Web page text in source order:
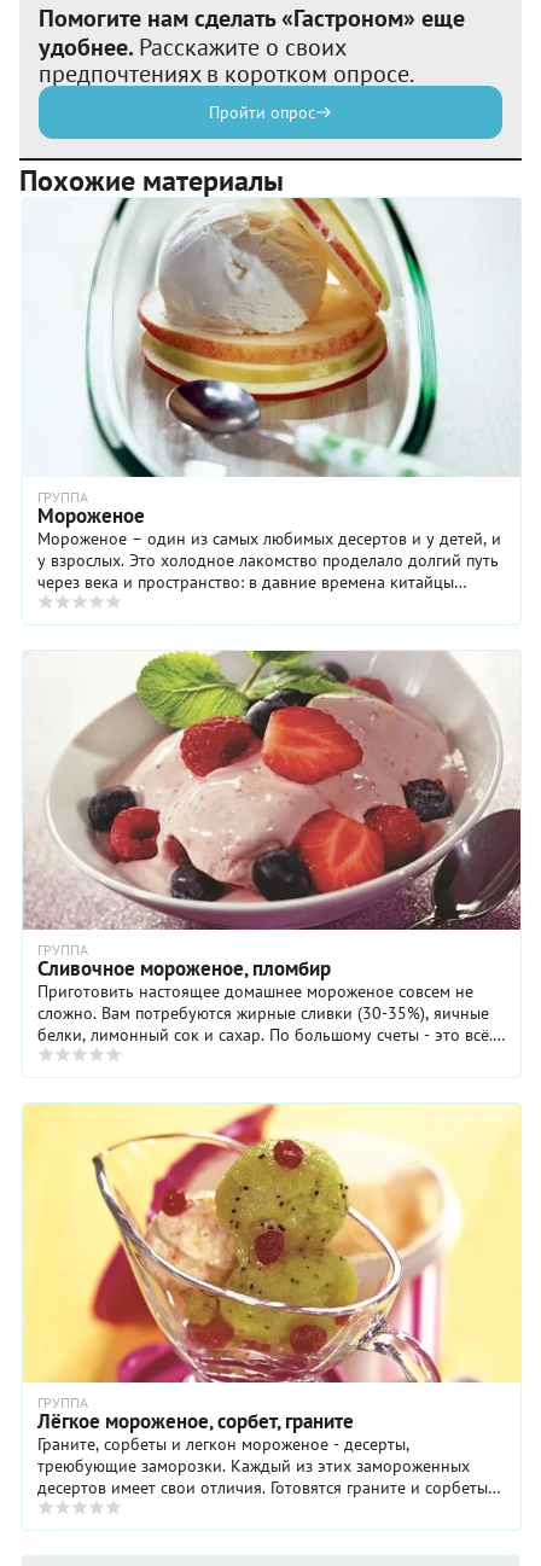
Помогите нам сделать «Гастроном» еще
удобнее. Расскажите о своих
предпочтениях в коротком опросе.
Пройти опрос
Похожие материалы
ГРУППА
Мороженое
Мороженое – один из самых любимых десертов и у детей, и
у взрослых. Это холодное лакомство проделало долгий путь
через века и пространство: в давние времена китайцы
передали секрет приготовления ...
ГРУППА
Сливочное мороженое, пломбир
Приготовить настоящее домашнее мороженое совсем не
сложно. Вам потребуются жирные сливки (30-35%), яичные
белки, лимонный сок и сахар. По большому счеты - это всё.
Сливки с сахаром нужно варить на ...
ГРУППА
Лёгкое мороженое, сорбет, граните
Граните, сорбеты и легкон мороженое - десерты,
треюбующие заморозки. Каждый из этих замороженных
десертов имеет свои отличия. Готовятся граните и сорбеты
достаточно просто. ...